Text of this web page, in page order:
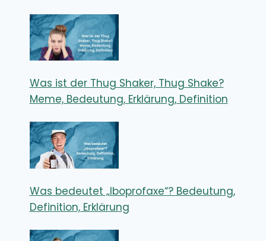
Was ist der Thug Shaker, Thug Shake?
Meme, Bedeutung, Erklärung, Definition
Was bedeutet „Iboprofaxe“? Bedeutung,
Definition, Erklärung